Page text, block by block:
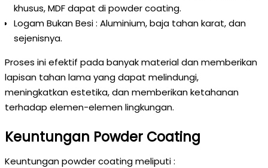
khusus, MDF dapat di powder coating.
Logam Bukan Besi : Aluminium, baja tahan karat, dan
sejenisnya.
Proses ini efektif pada banyak material dan memberikan
lapisan tahan lama yang dapat melindungi,
meningkatkan estetika, dan memberikan ketahanan
terhadap elemen-elemen lingkungan.
Keuntungan Powder Coating
Keuntungan powder coating meliputi :